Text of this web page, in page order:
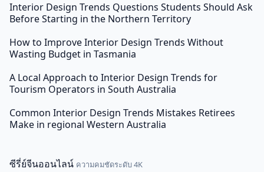
Interior Design Trends Questions Students Should Ask
Before Starting in the Northern Territory
How to Improve Interior Design Trends Without
Wasting Budget in Tasmania
A Local Approach to Interior Design Trends for
Tourism Operators in South Australia
Common Interior Design Trends Mistakes Retirees
Make in regional Western Australia
ซีรี่ย์จีนออนไลน์ ความคมชัดระดับ 4K